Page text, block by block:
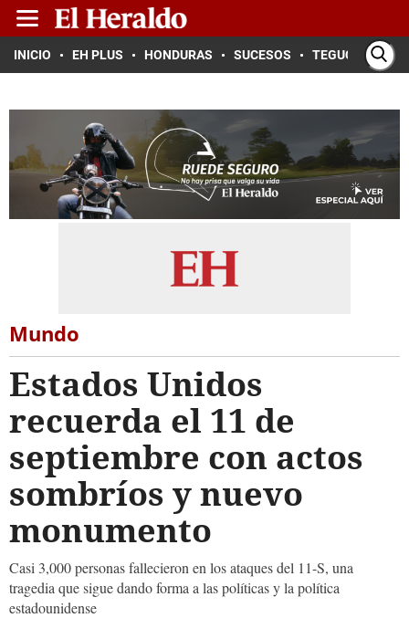
INICIO EH PLUS HONDURAS SUCESOS TEGUCIGALPA
Mundo
Estados Unidos
recuerda el 11 de
septiembre con actos
sombríos y nuevo
monumento
Casi 3,000 personas fallecieron en los ataques del 11-S, una
tragedia que sigue dando forma a las políticas y la política
estadounidense